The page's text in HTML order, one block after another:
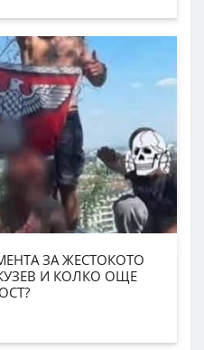
ЗА ЖЕСТОКОТО
И КОЛКО ОЩЕ